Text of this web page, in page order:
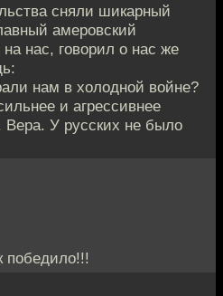
сняли шикарный
амеровский
нас, говорил о нас же
нам в холодной войне?
и агрессивнее
Вера. У русских не было